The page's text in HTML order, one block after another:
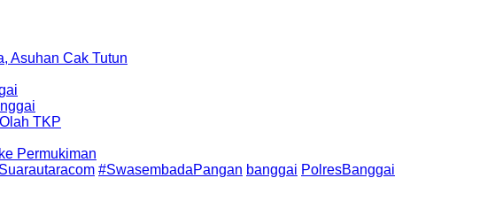
Asuhan Cak Tutun
TKP
Permukiman
#SwasembadaPangan banggai PolresBanggai